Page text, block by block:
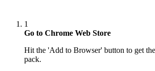
1
Go to Chrome Web Store
Hit the 'Add to Browser' button to get
pack.